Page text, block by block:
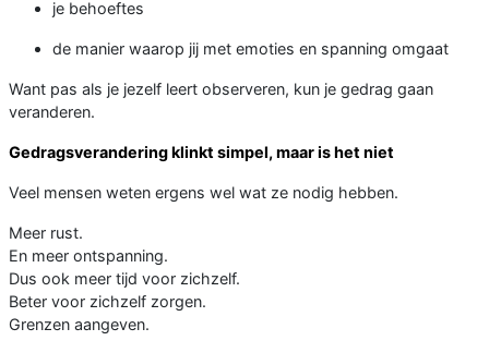
je behoeftes
de manier waarop jij met emoties en spanning omgaat
Want pas als je jezelf leert observeren, kun je gedrag gaan
veranderen.
Gedragsverandering klinkt simpel, maar is het niet
Veel mensen weten ergens wel wat ze nodig hebben.
Meer rust.
En meer ontspanning.
Dus ook meer tijd voor zichzelf.
Beter voor zichzelf zorgen.
Grenzen aangeven.